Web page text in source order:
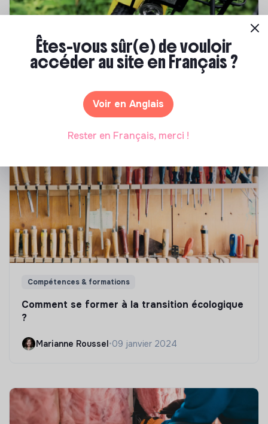
S'inspirer
Les 25 meilleures formations RSE en 2026
Marianne Roussel 17 juillet 2026
Compétences & formations
Comment se former à la transition écologique
?
Marianne Roussel•09 janvier 2024
Êtes-vous sûr(e) de vouloir
accéder au site en Français ?
Voir en Anglais
Rester en Français, merci !